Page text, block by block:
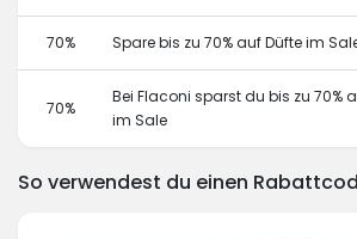
70% Spare bis zu 70% auf Düfte im
70%
Bei Flaconi sparst du bis zu 70%
im Sale
So verwendest du einen